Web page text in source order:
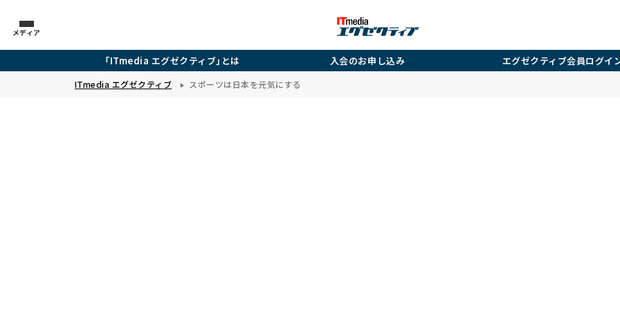
メディア
「ITmedia エグゼクティブ」とは 入会のお申し込み エグゼクティブ会員ログイ
ITmedia エグゼクティブ スポーツは日本を元気にする